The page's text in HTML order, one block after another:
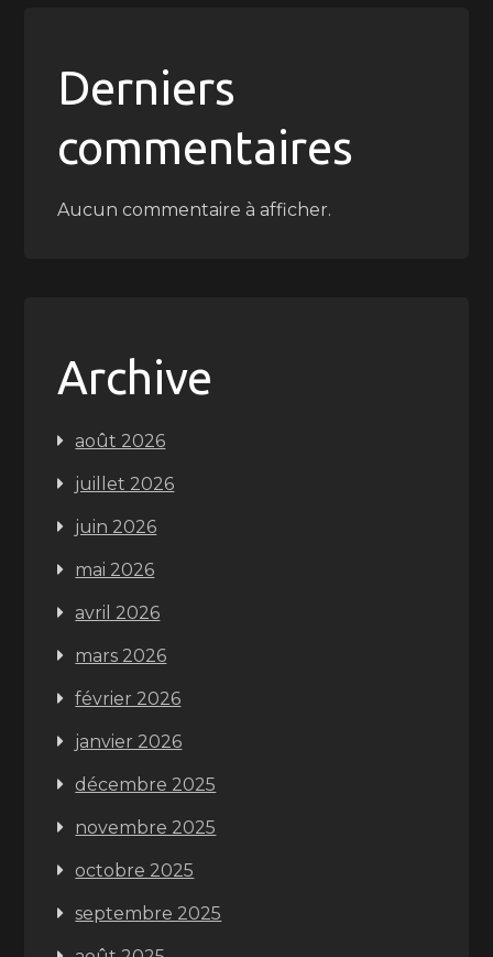
Derniers
commentaires
Aucun commentaire à afficher.
Archive
août 2026
juillet 2026
juin 2026
mai 2026
avril 2026
mars 2026
février 2026
janvier 2026
décembre 2025
novembre 2025
octobre 2025
septembre 2025